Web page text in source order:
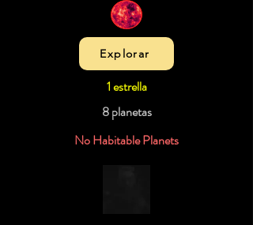
Explorar
1 estrella
8 planetas
No Habitable Planets